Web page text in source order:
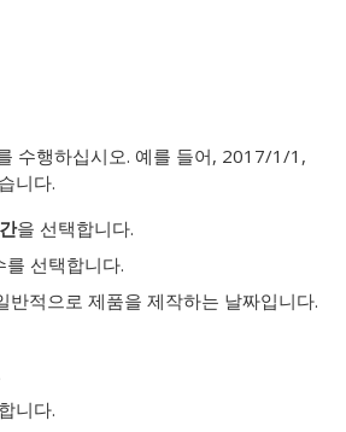
수행하십시오. 예를 들어, 2017/1/1,
니다.
을 선택합니다.
선택합니다.
적으로 제품을 제작하는 날짜입니다.
니다.